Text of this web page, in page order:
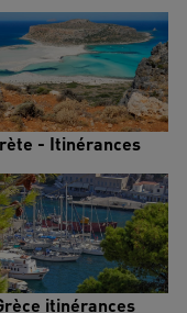
- Itinérances
itinérances